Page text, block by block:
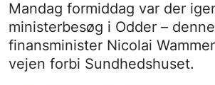
Mandag formiddag var der
ministerbesøg i Odder –
finansminister Nicolai
vejen forbi Sundhedshuset.